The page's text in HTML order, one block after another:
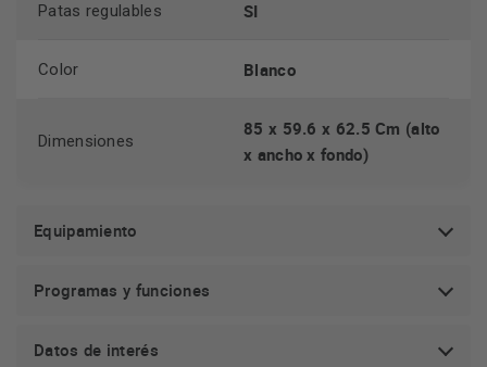
Patas regulables SI
Color Blanco
Dimensiones
85 x 59.6 x 62.5 Cm (alto
x ancho x fondo)
Equipamiento
Programas y funciones
Datos de interés